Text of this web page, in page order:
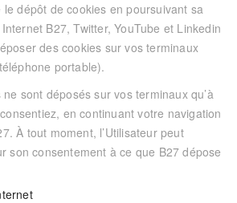
le dépôt de cookies en poursuivant sa
B27, Twitter, YouTube et Linkedin
des cookies sur vos terminaux
portable).
sont déposés sur vos terminaux qu’à
en continuant votre navigation
. À tout moment, l’Utilisateur peut
son consentement à ce que B27 dépose